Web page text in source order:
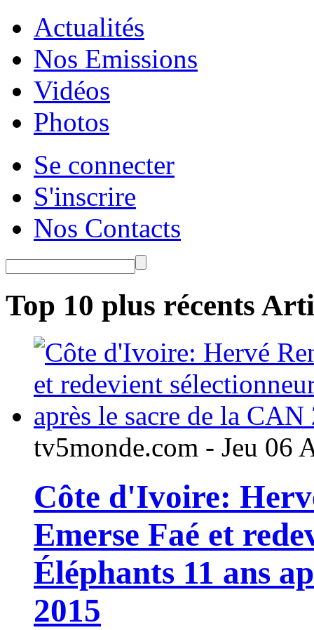
Actualités
Nos Emissions
Vidéos
Photos
Se connecter
S'inscrire
Nos Contacts
Top 10 plus récents
tv5monde.com - Jeu 06
Côte d'Ivoire:
Emerse Faé et
Éléphants 11 ans
2015